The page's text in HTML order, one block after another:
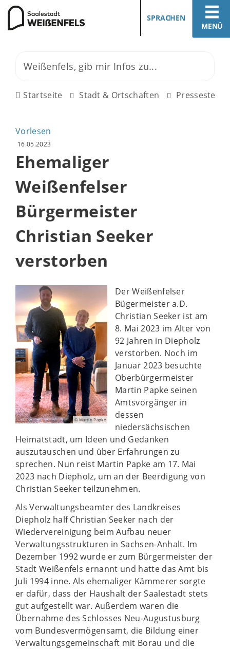
MENÜ
SPRACHEN
Startseite Stadt & Ortschaften Pressestelle
Vorlesen
16.05.2023
Ehemaliger
Weißenfelser
Bürgermeister
Christian Seeker
verstorben
© Martin Papke
Der Weißenfelser
Bügermeister a.D.
Christian Seeker ist am
8. Mai 2023 im Alter von
92 Jahren in Diepholz
verstorben. Noch im
Januar 2023 besuchte
Oberbürgermeister
Martin Papke seinen
Amtsvorgänger in
dessen
niedersächsischen
Heimatstadt, um Ideen und Gedanken
auszutauschen und über Erfahrungen zu
sprechen. Nun reist Martin Papke am 17. Mai
2023 nach Diepholz, um an der Beerdigung von
Christian Seeker teilzunehmen.
Als Verwaltungsbeamter des Landkreises
Diepholz half Christian Seeker nach der
Wiedervereinigung beim Aufbau neuer
Verwaltungsstrukturen in Sachsen-Anhalt. Im
Dezember 1992 wurde er zum Bürgermeister der
Stadt Weißenfels ernannt und hatte das Amt bis
Juli 1994 inne. Als ehemaliger Kämmerer sorgte
er dafür, dass der Haushalt der Saalestadt stets
gut aufgestellt war. Außerdem waren die
Übernahme des Schlosses Neu-Augustusburg
vom Bundesvermögensamt, die Bildung einer
Verwaltungsgemeinschaft mit Borau und die